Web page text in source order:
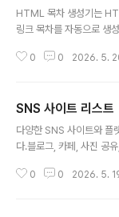
HTML 목차 생성기는
링크 목차를 자동으로 생
nerator/ HTML 목차 생
y.com
0 0 2026. 5.
SNS 사이트 리스트
다양한 SNS 사이트와 플
다.블로그, 카페, 사진 공
함께 소개합니다.또한 각
0 0 2026. 5.